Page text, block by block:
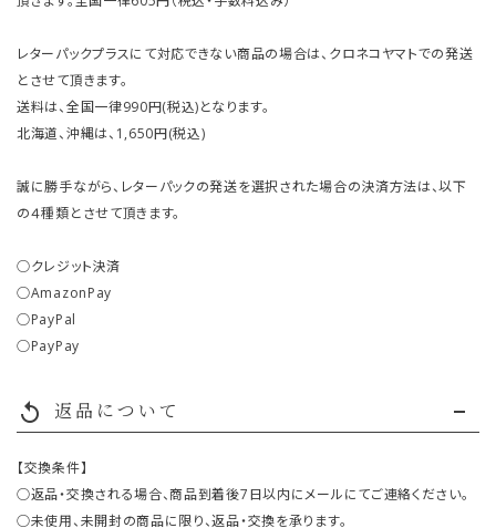
レターパックプラスにて対応できない商品の場合は、クロネコヤマトでの発送
とさせて頂きます。
送料は、全国一律990円(税込)となります。
北海道、沖縄は、1,650円(税込)
誠に勝手ながら、レターパックの発送を選択された場合の決済方法は、以下
の４種類とさせて頂きます。
○クレジット決済
○AmazonPay
○PayPal
○PayPay
replay 返品について
【交換条件】
○返品・交換される場合、商品到着後7日以内にメールにてご連絡ください。
○未使用、未開封の商品に限り、返品・交換を承ります。